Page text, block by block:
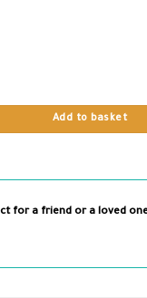
Add to basket
for a friend or a loved